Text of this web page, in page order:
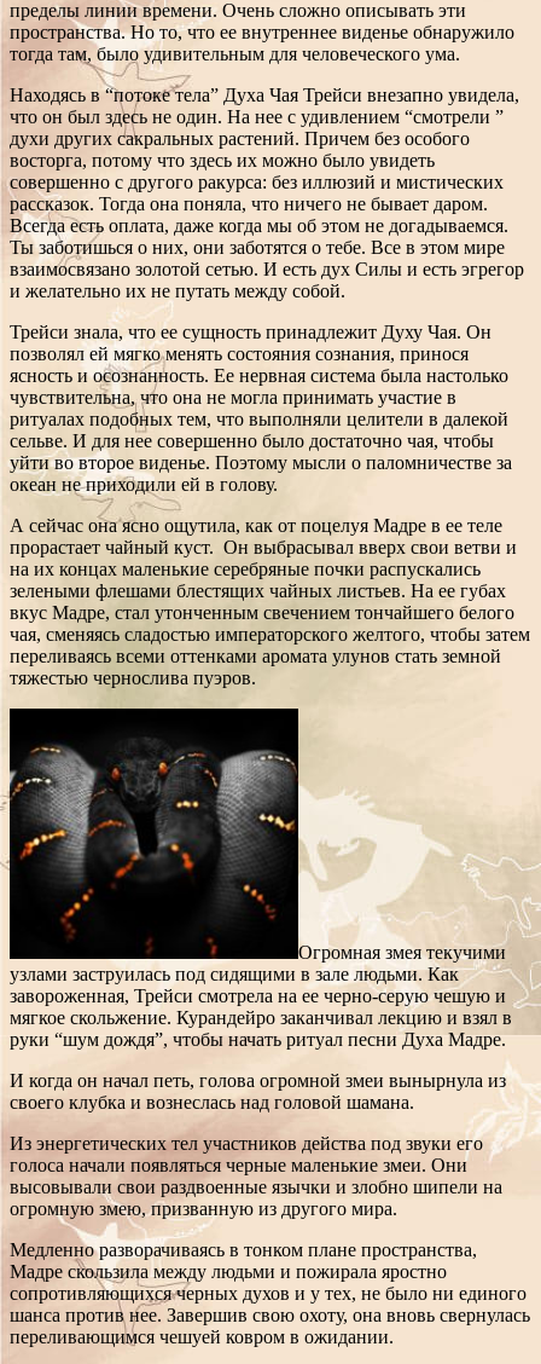
пределы линии времени. Очень сложно описывать эти
пространства. Но то, что ее внутреннее виденье обнаружило
тогда там, было удивительным для человеческого ума.
Находясь в “потоке тела” Духа Чая Трейси внезапно увидела,
что он был здесь не один. На нее с удивлением “смотрели ”
духи других сакральных растений. Причем без особого
восторга, потому что здесь их можно было увидеть
совершенно с другого ракурса: без иллюзий и мистических
рассказок. Тогда она поняла, что ничего не бывает даром.
Всегда есть оплата, даже когда мы об этом не догадываемся.
Ты заботишься о них, они заботятся о тебе. Все в этом мире
взаимосвязано золотой сетью. И есть дух Силы и есть эгрегор
и желательно их не путать между собой.
Трейси знала, что ее сущность принадлежит Духу Чая. Он
позволял ей мягко менять состояния сознания, принося
ясность и осознанность. Ее нервная система была настолько
чувствительна, что она не могла принимать участие в
ритуалах подобных тем, что выполняли целители в далекой
сельве. И для нее совершенно было достаточно чая, чтобы
уйти во второе виденье. Поэтому мысли о паломничестве за
океан не приходили ей в голову.
А сейчас она ясно ощутила, как от поцелуя Мадре в ее теле
прорастает чайный куст. Он выбрасывал вверх свои ветви и
на их концах маленькие серебряные почки распускались
зелеными флешами блестящих чайных листьев. На ее губах
вкус Мадре, стал утонченным свечением тончайшего белого
чая, сменяясь сладостью императорского желтого, чтобы затем
переливаясь всеми оттенками аромата улунов стать земной
тяжестью чернослива пуэров.
Огромная змея текучими
узлами заструилась под сидящими в зале людьми. Как
завороженная, Трейси смотрела на ее черно-серую чешую и
мягкое скольжение. Курандейро заканчивал лекцию и взял в
руки “шум дождя”, чтобы начать ритуал песни Духа Мадре.
И когда он начал петь, голова огромной змеи вынырнула из
своего клубка и вознеслась над головой шамана.
Из энергетических тел участников действа под звуки его
голоса начали появляться черные маленькие змеи. Они
высовывали свои раздвоенные язычки и злобно шипели на
огромную змею, призванную из другого мира.
Медленно разворачиваясь в тонком плане пространства,
Мадре скользила между людьми и пожирала яростно
сопротивляющихся черных духов и у тех, не было ни единого
шанса против нее. Завершив свою охоту, она вновь свернулась
переливающимся чешуей ковром в ожидании.